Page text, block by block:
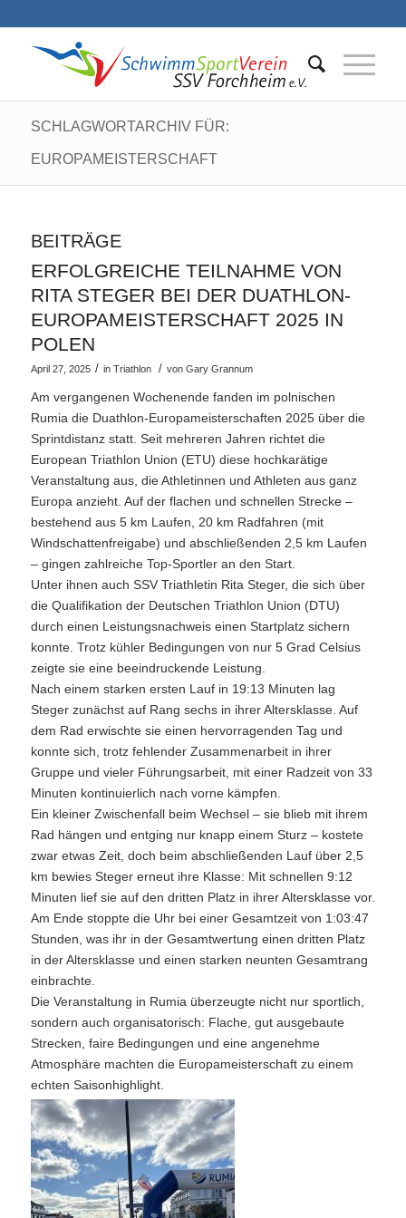
SCHLAGWORTARCHIV FÜR:
EUROPAMEISTERSCHAFT
BEITRÄGE
ERFOLGREICHE TEILNAHME VON
RITA STEGER BEI DER DUATHLON-
EUROPAMEISTERSCHAFT 2025 IN
POLEN
April 27, 2025 / in Triathlon / von Gary Grannum
Am vergangenen Wochenende fanden im polnischen
Rumia die Duathlon-Europameisterschaften 2025 über die
Sprintdistanz statt. Seit mehreren Jahren richtet die
European Triathlon Union (ETU) diese hochkarätige
Veranstaltung aus, die Athletinnen und Athleten aus ganz
Europa anzieht. Auf der flachen und schnellen Strecke –
bestehend aus 5 km Laufen, 20 km Radfahren (mit
Windschattenfreigabe) und abschließenden 2,5 km Laufen
– gingen zahlreiche Top-Sportler an den Start.
Unter ihnen auch SSV Triathletin Rita Steger, die sich über
die Qualifikation der Deutschen Triathlon Union (DTU)
durch einen Leistungsnachweis einen Startplatz sichern
konnte. Trotz kühler Bedingungen von nur 5 Grad Celsius
zeigte sie eine beeindruckende Leistung.
Nach einem starken ersten Lauf in 19:13 Minuten lag
Steger zunächst auf Rang sechs in ihrer Altersklasse. Auf
dem Rad erwischte sie einen hervorragenden Tag und
konnte sich, trotz fehlender Zusammenarbeit in ihrer
Gruppe und vieler Führungsarbeit, mit einer Radzeit von 33
Minuten kontinuierlich nach vorne kämpfen.
Ein kleiner Zwischenfall beim Wechsel – sie blieb mit ihrem
Rad hängen und entging nur knapp einem Sturz – kostete
zwar etwas Zeit, doch beim abschließenden Lauf über 2,5
km bewies Steger erneut ihre Klasse: Mit schnellen 9:12
Minuten lief sie auf den dritten Platz in ihrer Altersklasse vor.
Am Ende stoppte die Uhr bei einer Gesamtzeit von 1:03:47
Stunden, was ihr in der Gesamtwertung einen dritten Platz
in der Altersklasse und einen starken neunten Gesamtrang
einbrachte.
Die Veranstaltung in Rumia überzeugte nicht nur sportlich,
sondern auch organisatorisch: Flache, gut ausgebaute
Strecken, faire Bedingungen und eine angenehme
Atmosphäre machten die Europameisterschaft zu einem
echten Saisonhighlight.